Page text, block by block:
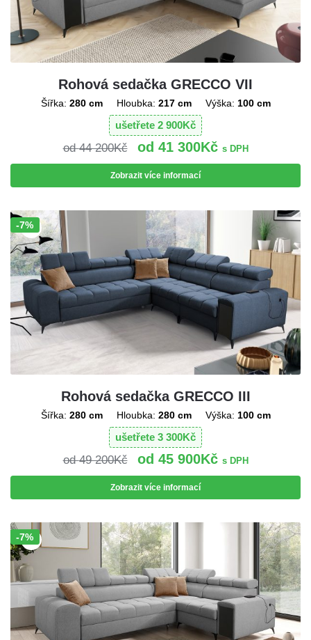
Rohová sedačka GRECCO VII
Šířka: 280 cm Hloubka: 217 cm Výška: 100 cm
ušetřete 2 900Kč
44 200Kč 41 300Kč s DPH
Zobrazit více informací
Sleva!
-7%
Rohová sedačka GRECCO III
Šířka: 280 cm Hloubka: 280 cm Výška: 100 cm
ušetřete 3 300Kč
49 200Kč 45 900Kč s DPH
Zobrazit více informací
Sleva!
-7%